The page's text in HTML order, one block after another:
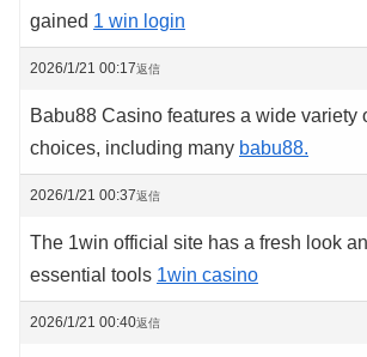
gained 1 win login
2026/1/21 00:17返信
Babu88 Casino features a wide variety
choices, including many babu88.
2026/1/21 00:37返信
The 1win official site has a fresh look
essential tools 1win casino
2026/1/21 00:40返信